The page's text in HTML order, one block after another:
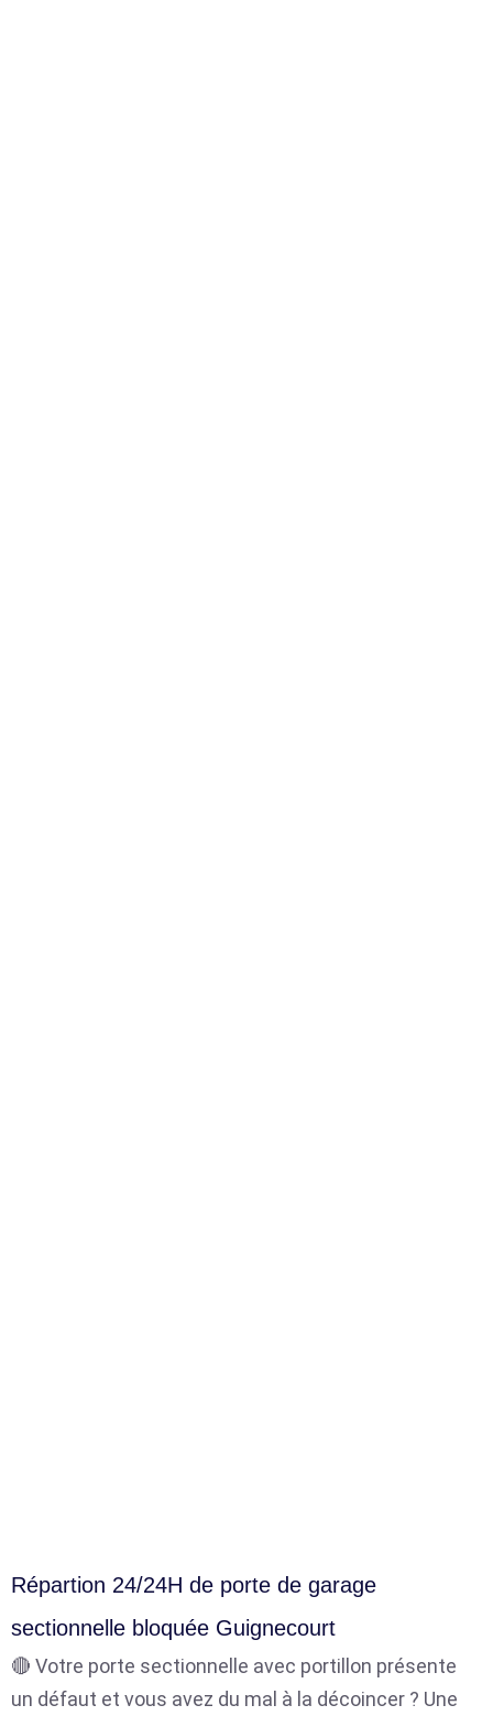
Répartion 24/24H de porte de garage
sectionnelle bloquée Guignecourt
🔴 Votre porte sectionnelle avec portillon présente
un défaut et vous avez du mal à la décoincer ? Une